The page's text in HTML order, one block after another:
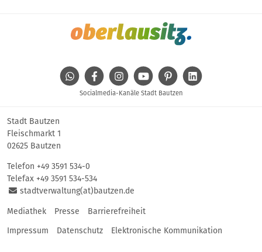
WhatsAppFacebookInstagramYoutube Pinterest
Socialmedia-Kanäle Stadt Bautzen
Stadt Bautzen
Fleischmarkt 1
02625 Bautzen
Telefon +49 3591 534-0
Telefax +49 3591 534-534
stadtverwaltung(at)bautzen.de
Mediathek Presse
Barrierefreiheit
Impressum
Datenschutz Elektronische Kommunikation